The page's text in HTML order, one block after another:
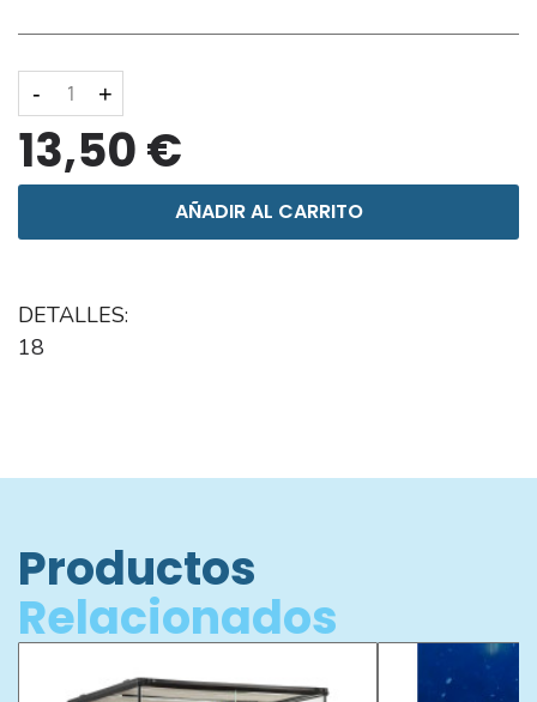
- +
13,50 €
AÑADIR AL CARRITO
DETALLES:
18
Productos
Relacionados